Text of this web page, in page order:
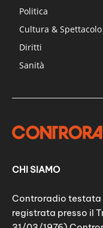
Politica
Cultura & Spettacolo
Diritti
Sanità
CHI SIAMO
Controradio
registrata presso il